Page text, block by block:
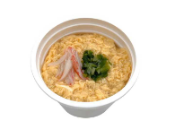
プリペイドサービス
スポーツ振興くじ
スマホプリペイド
レジでApple Accountにチャ
JTB
国内店舗数
売上高、店舗数推移
セブン‐イレブンの海外事業
4VISIONS
サステナビリティニュース
サステナビリティレポート
English (Corporate)
English (Services)
中文[繁體字](服務)
简体中文(服务)